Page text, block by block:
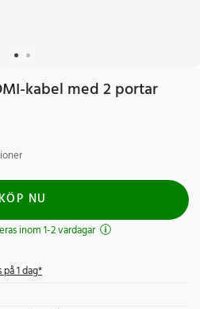
kabel med 2 portar
KÖP NU
inom 1-2 vardagar
1 dag*